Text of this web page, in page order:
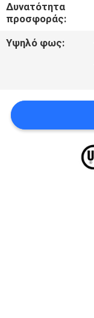
PRIVACY
POLICY
Δυνατότητα
προσφοράς:
Υψηλό φως: